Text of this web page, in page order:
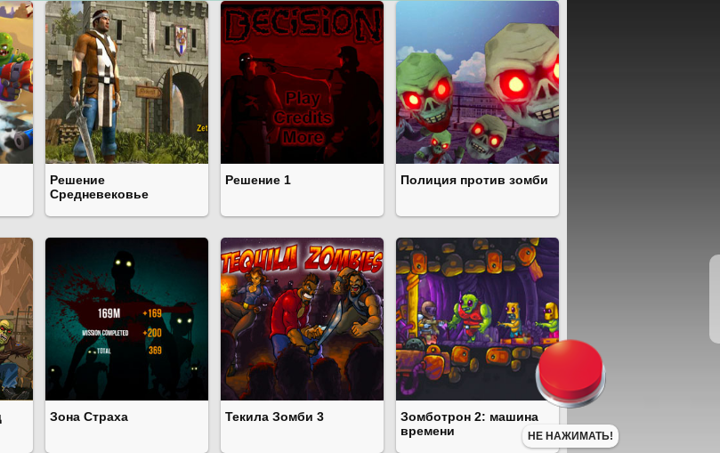
Решение
Средневековье
Решение 1 Полиция против зомби
Зона Страха Текила Зомби 3
Зомботрон 2: машина
времени
НЕ НАЖИМАТЬ!